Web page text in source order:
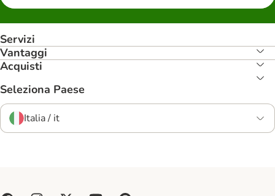
Servizi
Vantaggi
Acquisti
Seleziona Paese
Italia / it